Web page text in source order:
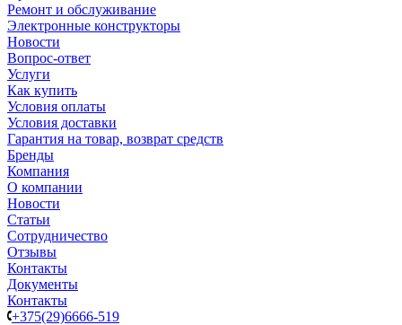
Ремонт и обслуживание
Электронные конструкторы
Новости
Вопрос-ответ
Услуги
Как купить
Условия оплаты
Условия доставки
Гарантия на товар, возврат средств
Бренды
Компания
О компании
Новости
Статьи
Сотрудничество
Отзывы
Контакты
Документы
Контакты
+375(29)6666-519